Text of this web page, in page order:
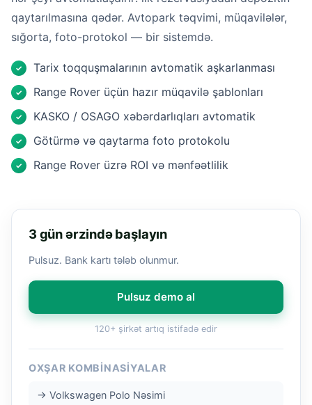
qaytarılmasına qədər. Avtopark təqvimi, müqavilələr,
sığorta, foto-protokol — bir sistemdə.
✓ Tarix toqquşmalarının avtomatik aşkarlanması
✓ Range Rover üçün hazır müqavilə şablonları
✓ KASKO / OSAGO xəbərdarlıqları avtomatik
✓ Götürmə və qaytarma foto protokolu
✓ Range Rover üzrə ROI və mənfəətlilik
3 gün ərzində başlayın
Pulsuz. Bank kartı tələb olunmur.
Pulsuz demo al
120+ şirkət artıq istifadə edir
OXŞAR KOMBINASIYALAR
→ Volkswagen Polo Nəsimi